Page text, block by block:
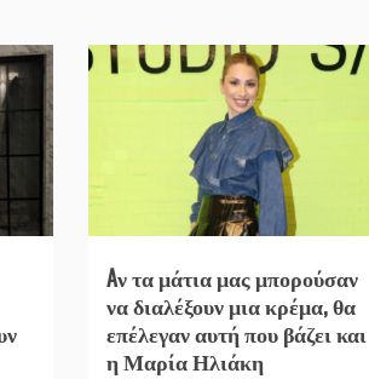
Aν τα μάτια μας μπορούσαν
να διαλέξουν μια κρέμα, θα
επέλεγαν αυτή που βάζει και
η Μαρία Ηλιάκη